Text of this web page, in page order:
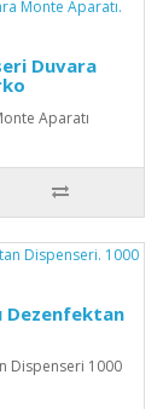
Duvara
Aparatı
Dezenfektan
Dispenseri 1000